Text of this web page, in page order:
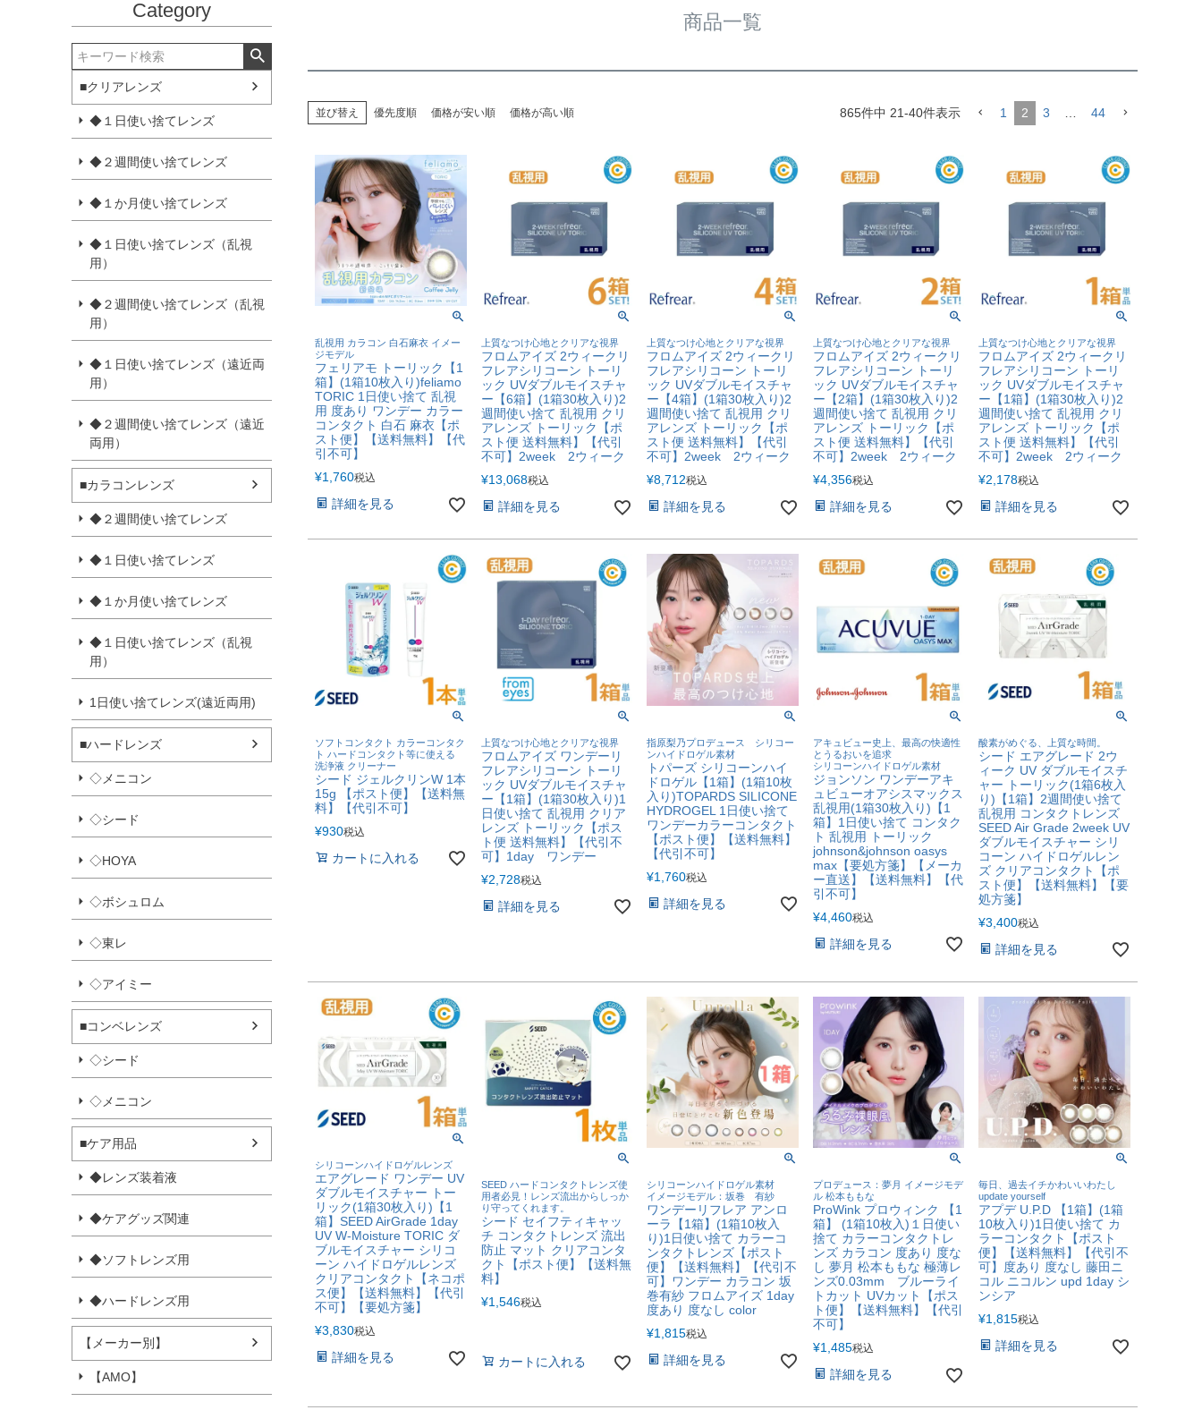
Category
■クリアレンズ
◆１日使い捨てレンズ
◆２週間使い捨てレンズ
◆１か月使い捨てレンズ
◆１日使い捨てレンズ（乱視
用）
◆２週間使い捨てレンズ（乱視
用）
◆１日使い捨てレンズ（遠近両
用）
◆２週間使い捨てレンズ（遠近
両用）
■カラコンレンズ
◆２週間使い捨てレンズ
◆１日使い捨てレンズ
◆１か月使い捨てレンズ
◆１日使い捨てレンズ（乱視
用）
1日使い捨てレンズ(遠近両用)
■ハードレンズ
◇メニコン
◇シード
◇HOYA
◇ボシュロム
◇東レ
◇アイミー
■コンベレンズ
◇シード
◇メニコン
■ケア用品
◆レンズ装着液
◆ケアグッズ関連
◆ソフトレンズ用
◆ハードレンズ用
【メーカー別】
【AMO】
商品一覧
並び替え 優先度順 価格が安い順 価格が高い順 865件中 21-40件表示 1 2 3 44
乱視用 カラコン 白石麻衣 イメー
ジモデル
フェリアモ トーリック【1
箱】(1箱10枚入り)feliamo
TORIC 1日使い捨て 乱視
用 度あり ワンデー カラー
コンタクト 白石 麻衣【ポ
スト便】【送料無料】【代
引不可】
¥1,760税込
詳細を見る
上質なつけ心地とクリアな視界
フロムアイズ 2ウィークリ
フレアシリコーン トーリ
ック UVダブルモイスチャ
ー【6箱】(1箱30枚入り)2
週間使い捨て 乱視用 クリ
アレンズ トーリック【ポ
スト便 送料無料】【代引
不可】2week 2ウィーク
¥13,068税込
詳細を見る
上質なつけ心地とクリアな視界
フロムアイズ 2ウィークリ
フレアシリコーン トーリ
ック UVダブルモイスチャ
ー【4箱】(1箱30枚入り)2
週間使い捨て 乱視用 クリ
アレンズ トーリック【ポ
スト便 送料無料】【代引
不可】2week 2ウィーク
¥8,712税込
詳細を見る
上質なつけ心地とクリアな視界
フロムアイズ 2ウィークリ
フレアシリコーン トーリ
ック UVダブルモイスチャ
ー【2箱】(1箱30枚入り)2
週間使い捨て 乱視用 クリ
アレンズ トーリック【ポ
スト便 送料無料】【代引
不可】2week 2ウィーク
¥4,356税込
詳細を見る
上質なつけ心地とクリアな視界
フロムアイズ 2ウィークリ
フレアシリコーン トーリ
ック UVダブルモイスチャ
ー【1箱】(1箱30枚入り)2
週間使い捨て 乱視用 クリ
アレンズ トーリック【ポ
スト便 送料無料】【代引
不可】2week 2ウィーク
¥2,178税込
詳細を見る
ソフトコンタクト カラーコンタク
ト ハードコンタクト等に使える
洗浄液 クリーナー
シード ジェルクリンW 1本
15g 【ポスト便】【送料無
料】【代引不可】
¥930税込
カートに入れる
上質なつけ心地とクリアな視界
フロムアイズ ワンデーリ
フレアシリコーン トーリ
ック UVダブルモイスチャ
ー【1箱】(1箱30枚入り)1
日使い捨て 乱視用 クリア
レンズ トーリック【ポス
ト便 送料無料】【代引不
可】1day ワンデー
¥2,728税込
詳細を見る
指原梨乃プロデュース シリコー
ンハイドロゲル素材
トパーズ シリコーンハイ
ドロゲル【1箱】(1箱10枚
入り)TOPARDS SILICONE
HYDROGEL 1日使い捨て
ワンデーカラーコンタクト
【ポスト便】【送料無料】
【代引不可】
¥1,760税込
詳細を見る
アキュビュー史上、最高の快適性
とうるおいを追求
シリコーンハイドロゲル素材
ジョンソン ワンデーアキ
ュビューオアシスマックス
乱視用(1箱30枚入り)【1
箱】1日使い捨て コンタク
ト 乱視用 トーリック
johnson&johnson oasys
max【要処方箋】【メーカ
ー直送】【送料無料】【代
引不可】
¥4,460税込
詳細を見る
酸素がめぐる、上質な時間。
シード エアグレード 2ウ
ィーク UV ダブルモイスチ
ャー トーリック(1箱6枚入
り)【1箱】2週間使い捨て
乱視用 コンタクトレンズ
SEED Air Grade 2week UV
ダブルモイスチャー シリ
コーン ハイドロゲルレン
ズ クリアコンタクト【ポ
スト便】【送料無料】【要
処方箋】
¥3,400税込
詳細を見る
シリコーンハイドロゲルレンズ
エアグレード ワンデー UV
ダブルモイスチャー トー
リック(1箱30枚入り)【1
箱】SEED AirGrade 1day
UV W-Moisture TORIC ダ
ブルモイスチャー シリコ
ーン ハイドロゲルレンズ
クリアコンタクト【ネコポ
ス便】【送料無料】【代引
不可】【要処方箋】
¥3,830税込
詳細を見る
SEED ハードコンタクトレンズ使
用者必見！レンズ流出からしっか
り守ってくれます。
シード セイフティキャッ
チ コンタクトレンズ 流出
防止 マット クリアコンタ
クト【ポスト便】【送料無
料】
¥1,546税込
カートに入れる
シリコーンハイドロゲル素材
イメージモデル：坂巻 有紗
ワンデーリフレア アンロ
ーラ【1箱】(1箱10枚入
り)1日使い捨て カラーコ
ンタクトレンズ【ポスト
便】【送料無料】【代引不
可】ワンデー カラコン 坂
巻有紗 フロムアイズ 1day
度あり 度なし color
¥1,815税込
詳細を見る
プロデュース：夢月 イメージモデ
ル 松本ももな
ProWink プロウィンク 【1
箱】 (1箱10枚入)１日使い
捨て カラーコンタクトレ
ンズ カラコン 度あり 度な
し 夢月 松本ももな 極薄レ
ンズ0.03mm ブルーライ
トカット UVカット【ポス
ト便】【送料無料】【代引
不可】
¥1,485税込
詳細を見る
毎日、過去イチかわいいわたし
update yourself
アプデ U.P.D 【1箱】(1箱
10枚入り)1日使い捨て カ
ラーコンタクト【ポスト
便】【送料無料】【代引不
可】度あり 度なし 藤田ニ
コル ニコルン upd 1day シ
ンシア
¥1,815税込
詳細を見る